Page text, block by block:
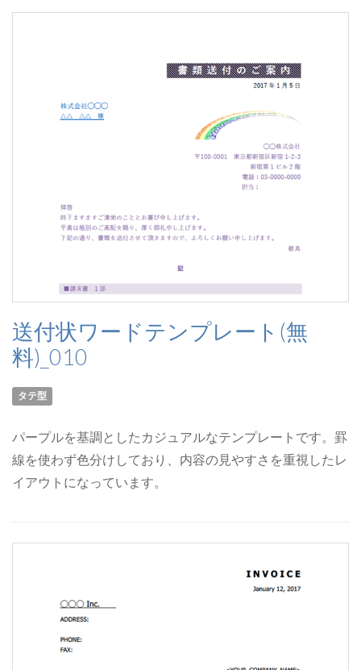
送付状ワードテンプレート(無
料)_010
タテ型
パープルを基調としたカジュアルなテンプレートです。罫
線を使わず色分けしており、内容の見やすさを重視したレ
イアウトになっています。